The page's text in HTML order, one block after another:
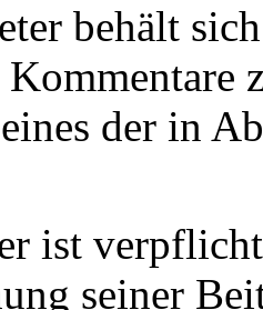
behält
der in
ist
seiner